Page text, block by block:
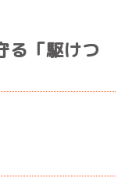
る「駆けつ